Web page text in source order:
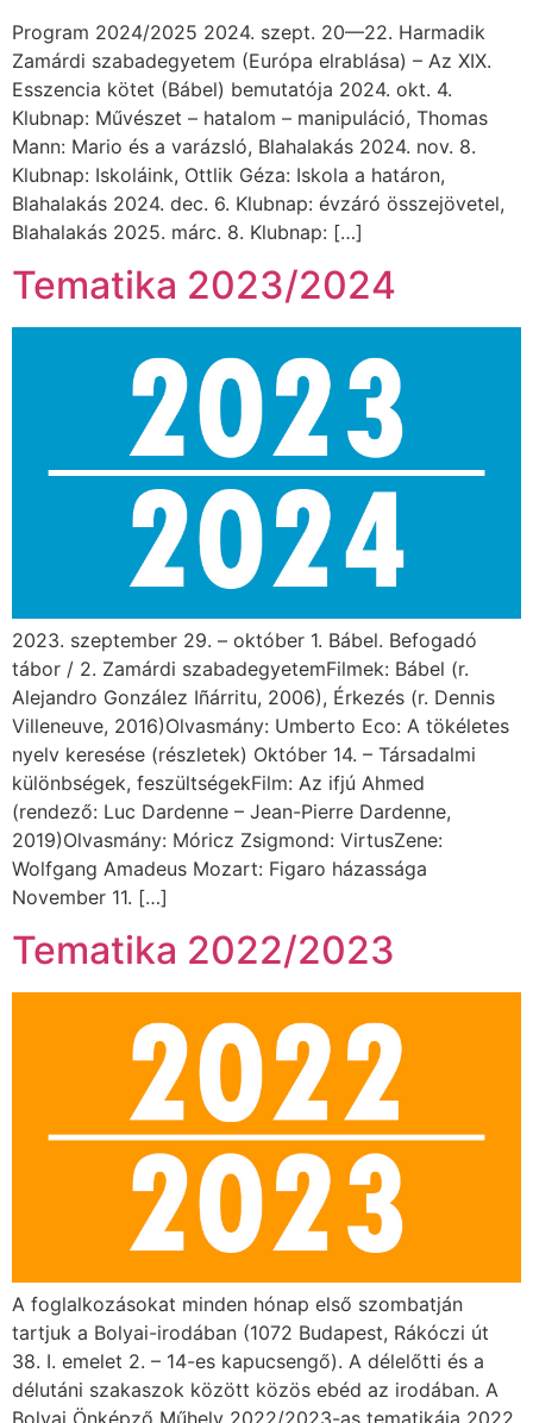
Program 2024/2025 2024. szept. 20—22. Harmadik
Zamárdi szabadegyetem (Európa elrablása) – Az XIX.
Esszencia kötet (Bábel) bemutatója 2024. okt. 4.
Klubnap: Művészet – hatalom – manipuláció, Thomas
Mann: Mario és a varázsló, Blahalakás 2024. nov. 8.
Klubnap: Iskoláink, Ottlik Géza: Iskola a határon,
Blahalakás 2024. dec. 6. Klubnap: évzáró összejövetel,
Blahalakás 2025. márc. 8. Klubnap: […]
Tematika 2023/2024
2023. szeptember 29. – október 1. Bábel. Befogadó
tábor / 2. Zamárdi szabadegyetemFilmek: Bábel (r.
Alejandro González Iñárritu, 2006), Érkezés (r. Dennis
Villeneuve, 2016)Olvasmány: Umberto Eco: A tökéletes
nyelv keresése (részletek) Október 14. – Társadalmi
különbségek, feszültségekFilm: Az ifjú Ahmed
(rendező: Luc Dardenne – Jean-Pierre Dardenne,
2019)Olvasmány: Móricz Zsigmond: VirtusZene:
Wolfgang Amadeus Mozart: Figaro házassága
November 11. […]
Tematika 2022/2023
A foglalkozásokat minden hónap első szombatján
tartjuk a Bolyai-irodában (1072 Budapest, Rákóczi út
38. I. emelet 2. – 14-es kapucsengő). A délelőtti és a
délutáni szakaszok között közös ebéd az irodában. A